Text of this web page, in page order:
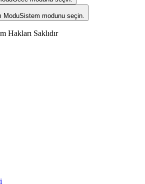
ModuSistem modunu seçin.
Hakları Saklıdır